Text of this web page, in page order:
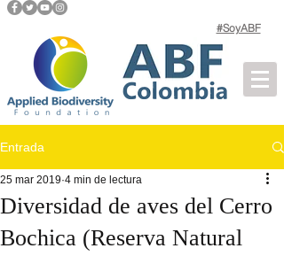
#SoyABF
Entrada
Diversidad de aves del Cerro
Bochica (Reserva Natural
25 mar 2019 4 min de lectura